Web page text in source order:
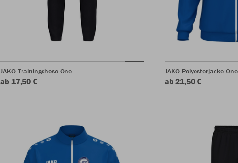
JAKO Trainingshose One
ab 17,50 €
JAKO Polyesterjacke One
ab 21,50 €